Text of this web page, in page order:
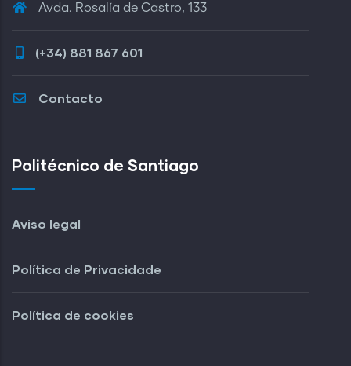
Avda. Rosalía de Castro, 133
(+34) 881 867 601
Contacto
Politécnico de Santiago
Aviso legal
Política de Privacidade
Política de cookies